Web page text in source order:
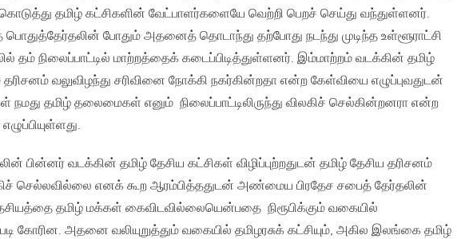
கொடுத்து தமிழ் கட்சிகளின் வேட்பாளர்களையே வெற்றி பெறச் செய்து வந்துள்ளனர்.
போதும் அதனைத் தொடாந்து தற்போது நடந்து முடிந்த உள்ளூராட்சி
தம் நிலைப்பாட்டில் மாற்றத்தைக் கடைப்பிடித்துள்ளனர். இம்மாற்றம் வடக்கின் தமிழ்
தரிசனம் வலுவிழந்து சரிவினை நோக்கி நகர்கின்றதா என்ற கேள்வியை எழுப்புவதுடன்
தமிழ் தலைமைகள் எனும் நிலைப்பாட்டிலிருந்து விலகிச் செல்கின்றனரா என்ற
பின்னர் வடக்கின் தமிழ் தேசிய கட்சிகள் விழிப்புற்றதுடன் தமிழ் தேசிய தரிசனம்
செல்லவில்லை எனக் கூற ஆரம்பித்ததுடன் அண்மைய பிரதேச சபைத் தேர்தலின்
தமிழ் மக்கள் கைவிடவில்லையென்பதை நிரூபிக்கும் வகையில்
கோரின. அதனை வலியுறுத்தும் வகையில் தமிழரசுக் கட்சியும், அகில இலங்கை தமிழ்